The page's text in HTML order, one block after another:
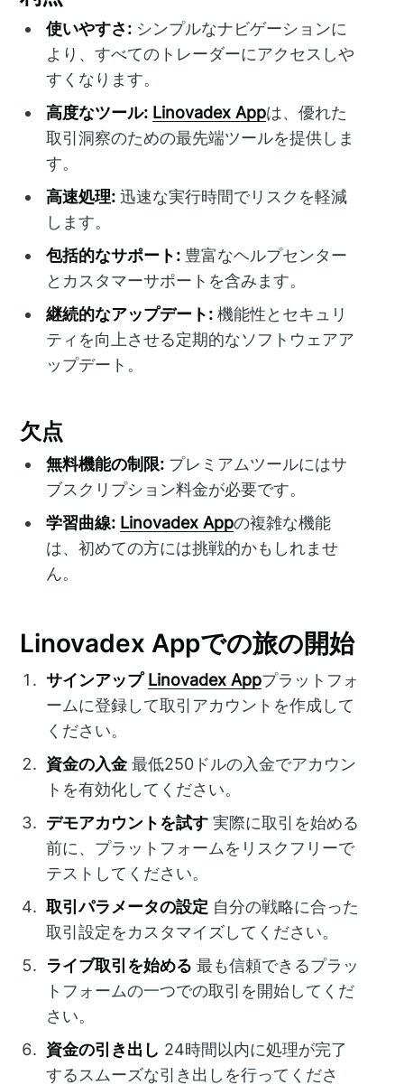
使いやすさ: シンプルなナビゲーションに
より、すべてのトレーダーにアクセスしや
すくなります。
高度なツール: Linovadex Appは、優れた
取引洞察のための最先端ツールを提供しま
す。
高速処理:迅速な実行時間でリスクを軽減
します。
包括的なサポート: 豊富なヘルプセンター
とカスタマーサポートを含みます。
継続的なアップデート:機能性とセキュリ
ティを向上させる定期的なソフトウェアア
ップデート。
欠点
無料機能の制限: プレミアムツールにはサ
ブスクリプション料金が必要です。
学習曲線: Linovadex Appの複雑な機能
は、初めての方には挑戦的かもしれませ
ん。
Linovadex Appでの旅の開始
サインアップ Linovadex Appプラットフォ
ームに登録して取引アカウントを作成して
ください。
資金の入金最低250ドルの入金でアカウン
トを有効化してください。
デモアカウントを試す 実際に取引を始める
前に、プラットフォームをリスクフリーで
テストしてください。
取引パラメータの設定 自分の戦略に合った
取引設定をカスタマイズしてください。
ライブ取引を始める 最も信頼できるプラッ
トフォームの一つでの取引を開始してくだ
さい。
資金の引き出し 24時間以内に処理が完了
するスムーズな引き出しを行ってくださ